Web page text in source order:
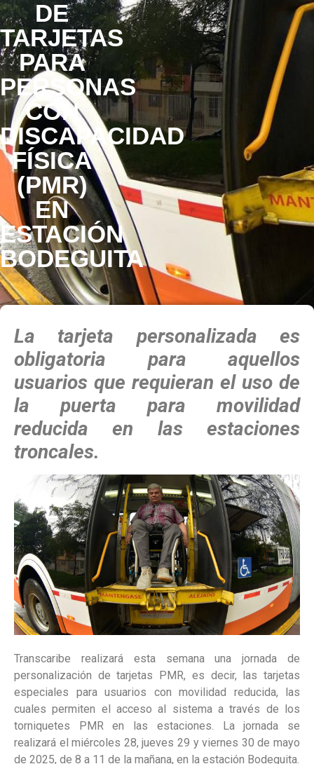
DE
TARJETAS
PARA
PERSONAS
CON
DISCAPACIDAD
FÍSICA
(PMR)
EN
ESTACIÓN
BODEGUITA
La tarjeta personalizada es
obligatoria para aquellos
usuarios que requieran el uso de
la puerta para movilidad
reducida en las estaciones
troncales.
Transcaribe realizará esta semana una jornada de
personalización de tarjetas PMR, es decir, las tarjetas
especiales para usuarios con movilidad reducida, las
cuales permiten el acceso al sistema a través de los
torniquetes PMR en las estaciones. La jornada se
realizará el miércoles 28, jueves 29 y viernes 30 de mayo
de 2025, de 8 a 11 de la mañana, en la estación Bodeguita.